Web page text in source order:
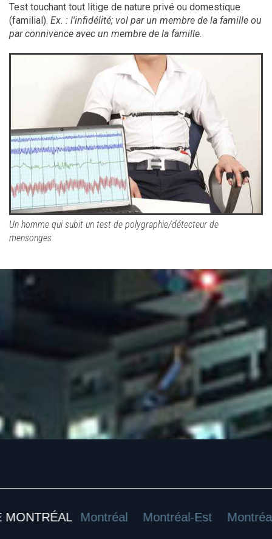
Test touchant tout litige de nature privé ou domestique
(familial). Ex. : l'infidélité; vol par un membre de la famille ou
par connivence avec un membre de la famille.
Un homme qui subit un test de polygraphie/détecteur de
mensonges
Montréal Montréal-Est Montréal-